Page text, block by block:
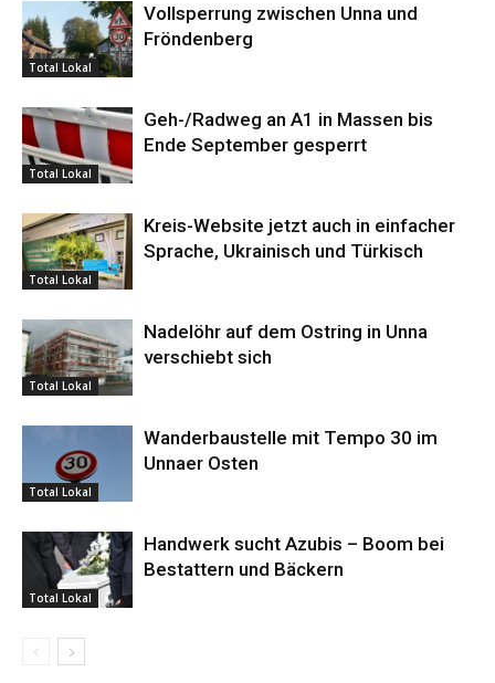
Total Lokal
Vollsperrung zwischen Unna und
Fröndenberg
Total Lokal
Geh-/Radweg an A1 in Massen bis
Ende September gesperrt
Total Lokal
Kreis-Website jetzt auch in einfacher
Sprache, Ukrainisch und Türkisch
Total Lokal
Nadelöhr auf dem Ostring in Unna
verschiebt sich
Total Lokal
Wanderbaustelle mit Tempo 30 im
Unnaer Osten
Total Lokal
Handwerk sucht Azubis – Boom bei
Bestattern und Bäckern